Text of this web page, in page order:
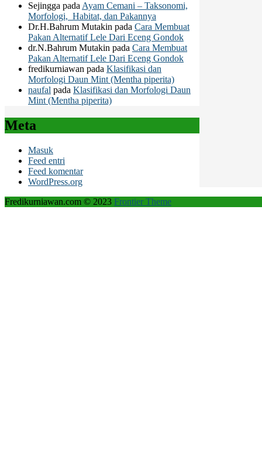
Sejingga pada Ayam Cemani – Taksonomi,
Morfologi, Habitat, dan Pakannya
Dr.H.Bahrum Mutakin pada Cara Membuat
Pakan Alternatif Lele Dari Eceng Gondok
dr.N.Bahrum Mutakin pada Cara Membuat
Pakan Alternatif Lele Dari Eceng Gondok
fredikurniawan pada Klasifikasi dan
Morfologi Daun Mint (Mentha piperita)
naufal pada Klasifikasi dan Morfologi Daun
Mint (Mentha piperita)
Meta
Masuk
Feed entri
Feed komentar
WordPress.org
Fredikurniawan.com © 2023 Frontier Theme